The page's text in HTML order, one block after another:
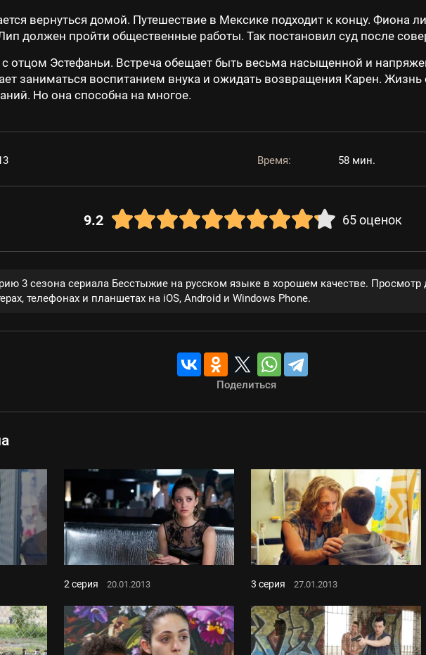
вернуться домой. Путешествие в Мексике подходит к концу. Фиона
должен пройти общественные работы. Так постановил суд после
отцом Эстефаньи. Встреча обещает быть весьма насыщенной и
заниматься воспитанием внука и ожидать возвращения Карен.
Но она способна на многое.
Время: 58 мин.
9.2 65 оценок
3 сезона сериала Бесстыжие на русском языке в хорошем качестве. Просмотр
телефонах и планшетах на iOS, Android и Windows Phone.
Поделиться
2 серия 20.01.2013 3 серия 27.01.2013